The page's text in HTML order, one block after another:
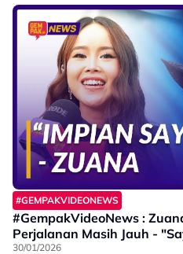
#GEMPAKVIDEONEWS
#GempakVideoNews :
Perjalanan Masih Jauh -
30/01/2026